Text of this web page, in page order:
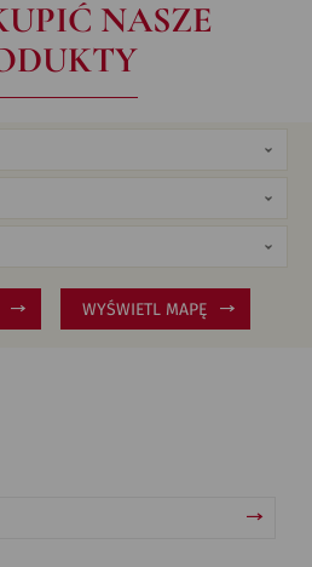
NASZE
WYŚWIETL MAPĘ